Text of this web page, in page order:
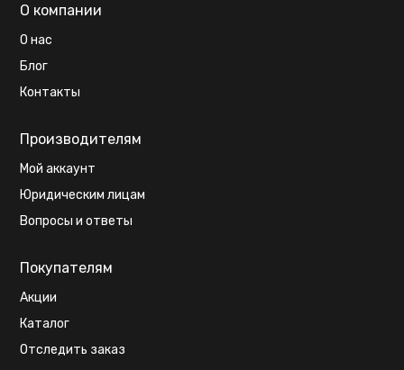
О компании
О нас
Блог
Контакты
Производителям
Мой аккаунт
Юридическим лицам
Вопросы и ответы
Покупателям
Акции
Каталог
Отследить заказ